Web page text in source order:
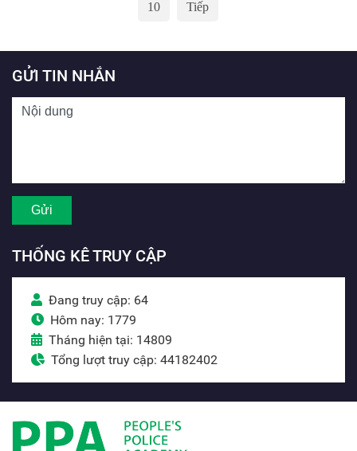
10 Tiếp
GỬI TIN NHẮN
THỐNG KÊ TRUY CẬP
Đang truy cập: 64
Hôm nay: 1779
Tháng hiện tại: 14809
Tổng lượt truy cập: 44182402